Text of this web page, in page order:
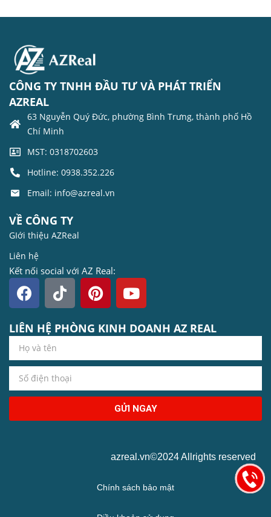
CÔNG TY TNHH ĐẦU TƯ VÀ PHÁT TRIỂN
AZREAL
63 Nguyễn Quý Đức, phường Bình Trưng, thành phố Hồ
Chí Minh
MST: 0318702603
Hotline: 0938.352.226
Email: info@azreal.vn
VỀ CÔNG TY
GIới thiệu AZReal
Liên hệ
Kết nối social với AZ Real:
LIÊN HỆ PHÒNG KINH DOANH AZ REAL
GỬI NGAY
azreal.vn©2024 Allrights reserved
Chính sách bảo mật